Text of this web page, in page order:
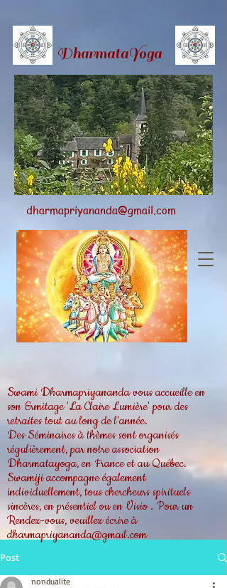
DharmataYoga
dharmapriyananda@gmail.com
Swami Dharmapriyananda vous accueille en
son Ermitage 'La Claire Lumière' pour des
retraites tout au long de l'année.
Des Séminaires à thèmes sont organisés
régulièrement, par notre association
Dharmatayoga, en France et au Québec.
Swamiji accompagne également
individuellement, tous chercheurs spirituels
sincères, en présentiel ou en Visio . Pour un
Rendez-vous, veuillez écrire à
dharmapriyananda@gmail.com
Post
nondualite